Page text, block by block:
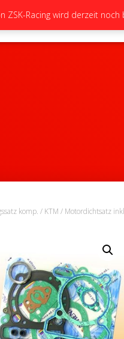
STARTSEITE
komp. / KTM / Motordichtsatz
ZSK-Racing wird derzeit